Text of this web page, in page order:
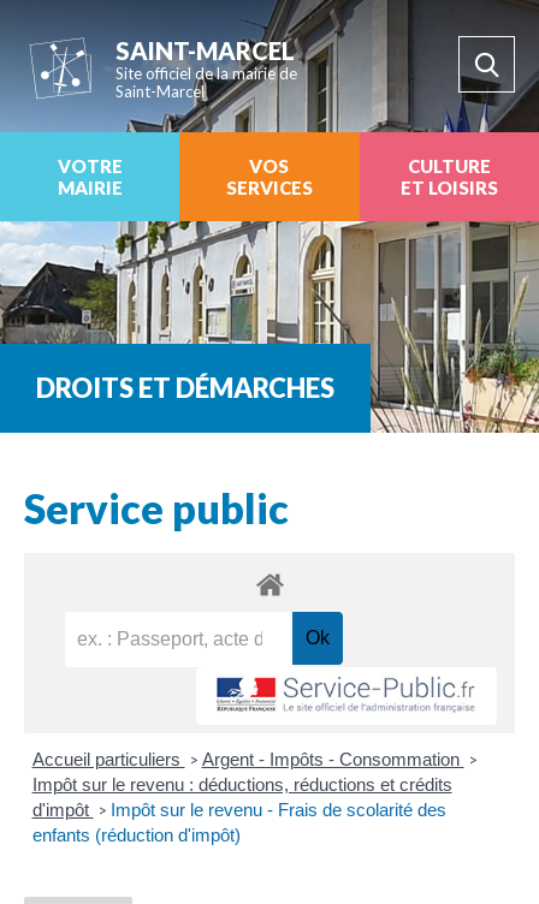
SAINT-MARCEL
Site officiel de la mairie de
Saint-Marcel
VOTRE
MAIRIE
VOS
SERVICES
CULTURE
ET LOISIRS
DROITS ET DÉMARCHES
Service public
Accueil particuliers > Argent - Impôts - Consommation >
Impôt sur le revenu : déductions, réductions et crédits
d'impôt > Impôt sur le revenu - Frais de scolarité des
enfants (réduction d'impôt)